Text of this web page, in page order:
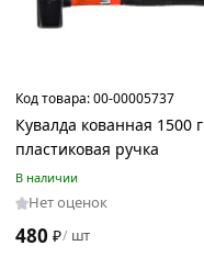
Код товара:00-00005737
Кувалда кованная 1500 г
пластиковая ручка
В наличии
Нет оценок
480 ₽/ шт